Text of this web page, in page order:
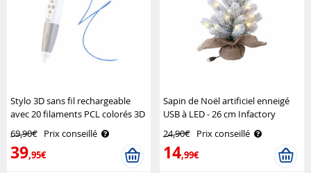
Stylo 3D sans fil rechargeable
avec 20 filaments PCL colorés 3D
69,90€ Prix conseillé
39,95€
Sapin de Noël artificiel enneigé
USB à LED - 26 cm Infactory
24,90€ Prix conseillé
14,99€